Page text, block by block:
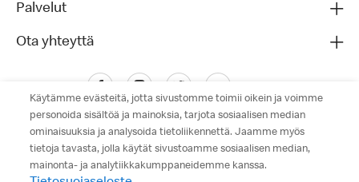
Palvelut
Ota yhteyttä
Käytämme evästeitä, jotta sivustomme toimii oikein ja voimme
personoida sisältöä ja mainoksia, tarjota sosiaalisen median
ominaisuuksia ja analysoida tietoliikennettä. Jaamme myös
tietoja tavasta, jolla käytät sivustoamme sosiaalisen median,
mainonta- ja analytiikkakumppaneidemme kanssa.